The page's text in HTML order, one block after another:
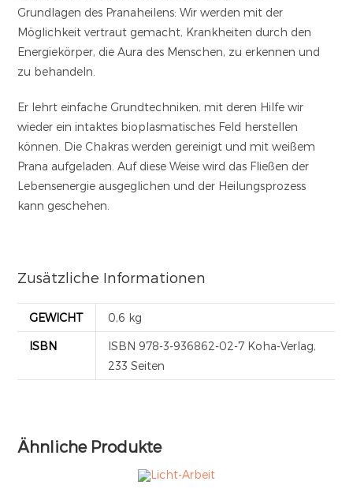
Grundlagen des Pranaheilens: Wir werden mit der
Möglichkeit vertraut gemacht, Krankheiten durch den
Energiekörper, die Aura des Menschen, zu erkennen und
zu behandeln.
Er lehrt einfache Grundtechniken, mit deren Hilfe wir
wieder ein intaktes bioplasmatisches Feld herstellen
können. Die Chakras werden gereinigt und mit weißem
Prana aufgeladen. Auf diese Weise wird das Fließen der
Lebensenergie ausgeglichen und der Heilungsprozess
kann geschehen.
Zusätzliche Informationen
GEWICHT 0,6 kg
ISBN
ISBN 978-3-936862-02-7 Koha-Verlag,
233 Seiten
Ähnliche Produkte